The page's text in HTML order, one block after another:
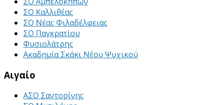
ΣΟ Καλλιθέας
ΣΟ Νέας Φιλαδέλφειας
ΣΟ Παγκρατίου
Φυσιολάτρης
Ακαδημία Σκάκι Νέου Ψυχικού
Αιγαίο
ΑΣΟ Σαντορίνης